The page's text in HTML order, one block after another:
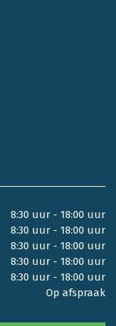
8:30 uur - 18:00 uur
8:30 uur - 18:00 uur
8:30 uur - 18:00 uur
8:30 uur - 18:00 uur
8:30 uur - 18:00 uur
Op afspraak